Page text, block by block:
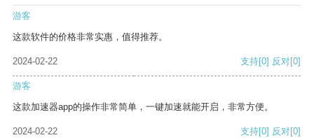
游客
这款软件的价格非常实惠，值得推荐。
2024-02-22 支持[0] 反对[0]
游客
这款加速器app的操作非常简单，一键加速就能开启，非常方便。
2024-02-22 支持[0] 反对[0]